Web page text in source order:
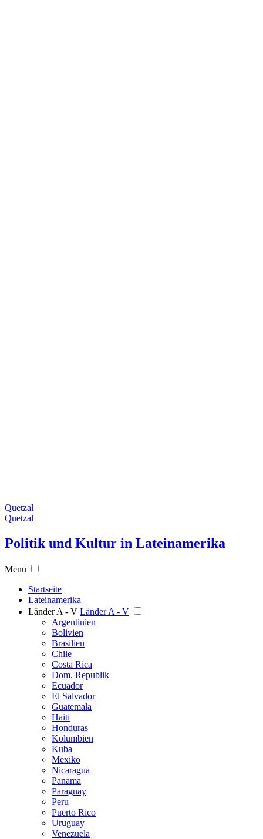
Quetzal
Quetzal
Politik und Kultur in Lateinamerika
Menü
Startseite
Lateinamerika
Länder A - V Länder A - V
Argentinien
Bolivien
Brasilien
Chile
Costa Rica
Dom. Republik
Ecuador
El Salvador
Guatemala
Haiti
Honduras
Kolumbien
Kuba
Mexiko
Nicaragua
Panama
Paraguay
Peru
Puerto Rico
Uruguay
Venezuela